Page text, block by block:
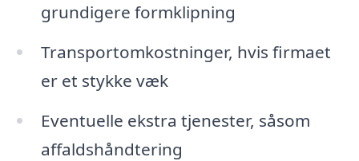
grundigere formklipning
Transportomkostninger, hvis firmaet
er et stykke væk
Eventuelle ekstra tjenester, såsom
affaldshåndtering